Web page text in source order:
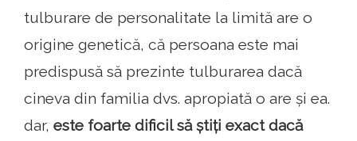
tulburare de personalitate la limită are o
origine genetică, că persoana este mai
predispusă să prezinte tulburarea dacă
cineva din familia dvs. apropiată o are și ea.
dar, este foarte dificil să știți exact dacă